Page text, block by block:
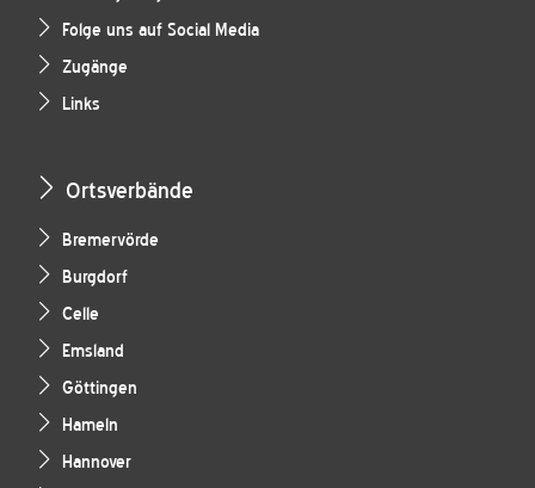
Folge uns auf Social Media
Zugänge
Links
Ortsverbände
Bremervörde
Burgdorf
Celle
Emsland
Göttingen
Hameln
Hannover